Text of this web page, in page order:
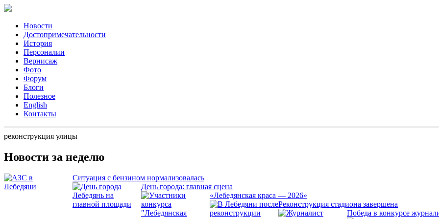
Новости
Достопримечательности
История
Персоналии
Вернисаж
Фото
Форум
Блоги
Полезное
English
Контакты
реконструкция улицы
Новости за неделю
Ситуация с бензином нормализовалась
День города: главная сцена
«Лебедянская краса — 2026»
Реконструкция стадиона завершена
Победа в конкурсе